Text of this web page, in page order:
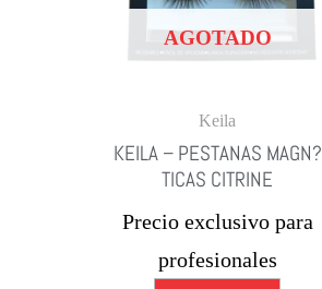
AGOTADO
Keila
KEILA – PESTANAS MAGN?
TICAS CITRINE
Precio exclusivo para
profesionales